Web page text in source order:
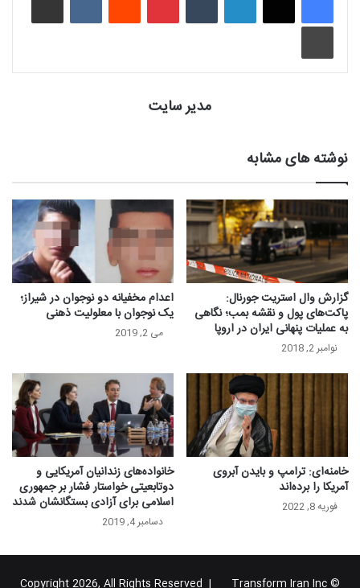
چاپ
مدیر سایت
نوشته های مشابه
گزارش وال استریت جورنال:
پاکت‌های پول و نقشه بمب؛ نگاهی
به عملیات پنهانی ایران در اروپا
نوامبر 2, 2018
اعدام مخفیانه دو نوجوان در شیراز؛
یک نوجوان با معلولیت ذهنی
می 2, 2019
خامنه‌ای: ترامپ و بایدن آبروی
آمریکا را برده‌اند
فوریه 8, 2022
خانواده‌های زندانیان آمریکایی و
دوتابعیتی خواستار فشار بر جمهوری
اسلامی برای آزادی بستگانشان شدند
دسامبر 4, 2019
© Copyright 2026, All Rights Reserved |
Transform Iran Inc